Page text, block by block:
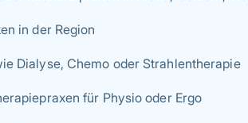
in der Region
Dialyse, Chemo oder Strahlentherapie
für Physio oder Ergo